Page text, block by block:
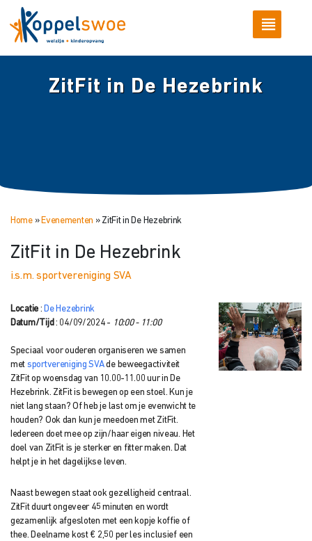
ZitFit in De Hezebrink
Home» Evenementen » ZitFit in De Hezebrink
ZitFit in De Hezebrink
i.s.m. sportvereniging SVA
Locatie : De Hezebrink
Datum/Tijd : 04/09/2024 - 10:00 - 11:00
Speciaal voor ouderen organiseren we samen
met sportvereniging SVAde beweegactiviteit
ZitFit op woensdag van 10.00-11.00 uur in De
Hezebrink. ZitFit is bewegen op een stoel. Kun je
niet lang staan? Of heb je last om je evenwicht te
houden? Ook dan kun je meedoen met ZitFit.
Iedereen doet mee op zijn/haar eigen niveau. Het
doel van ZitFit is je sterker en fitter maken. Dat
helpt je in het dagelijkse leven.
Naast bewegen staat ook gezelligheid centraal.
ZitFit duurt ongeveer 45 minuten en wordt
gezamenlijk afgesloten met een kopje koffie of
thee. Deelname kost € 2,50 per les inclusief een